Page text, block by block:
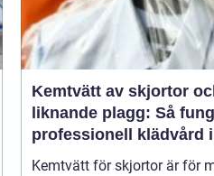
Kemtvätt av skjortor
liknande plagg: Så
professionell klädvård i
praktiken
Kemtvätt för skjortor är för